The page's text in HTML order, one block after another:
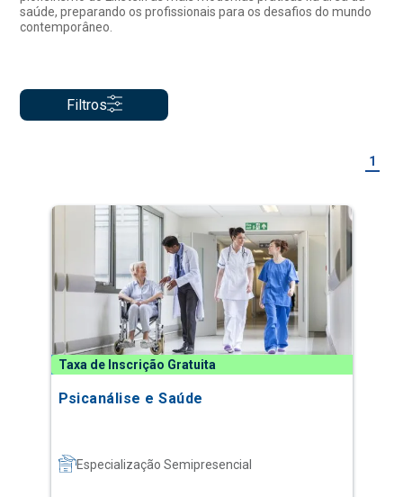
saúde, preparando os profissionais para os desafios do mundo
contemporâneo.
Filtros
1
Taxa de Inscrição Gratuita
Psicanálise e Saúde
Especialização Semipresencial